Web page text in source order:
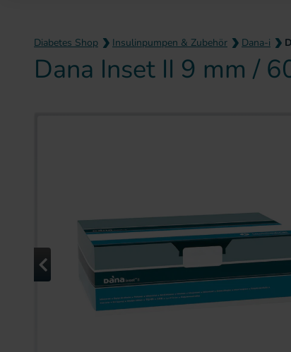
Diabetes Shop Insulinpumpen & Zubehör Dana-i
Dana Inset II 9 mm /